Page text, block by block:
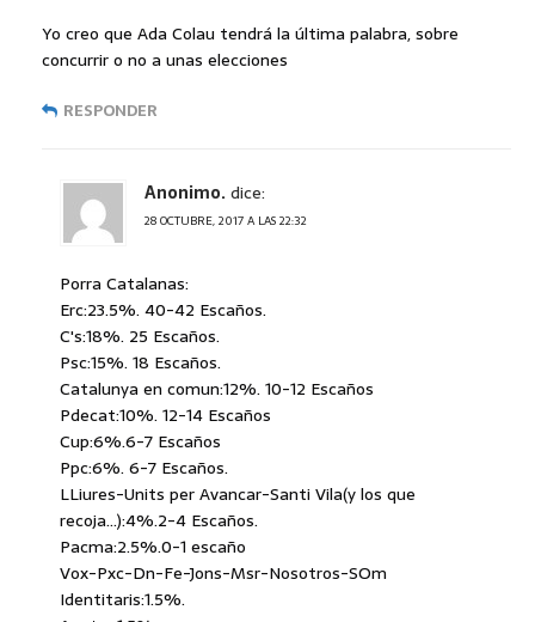
Yo creo que Ada Colau tendrá la última palabra, sobre
concurrir o no a unas elecciones
RESPONDER
Anonimo.dice:
28 OCTUBRE, 2017 A LAS 22:32
Porra Catalanas:
Erc:23.5%. 40-42 Escaños.
C's:18%. 25 Escaños.
Psc:15%. 18 Escaños.
Catalunya en comun:12%. 10-12 Escaños
Pdecat:10%. 12-14 Escaños
Cup:6%.6-7 Escaños
Ppc:6%. 6-7 Escaños.
LLiures-Units per Avancar-Santi Vila(y los que
recoja…):4%.2-4 Escaños.
Pacma:2.5%.0-1 escaño
Vox-Pxc-Dn-Fe-Jons-Msr-Nosotros-SOm
Identitaris:1.5%.